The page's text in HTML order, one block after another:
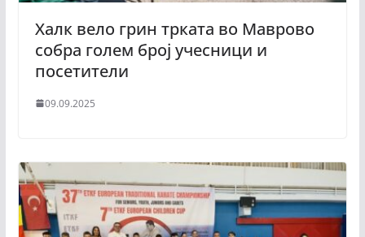
Халк вело грин трката во Маврово
собра голем број учесници и
посетители
09.09.2025